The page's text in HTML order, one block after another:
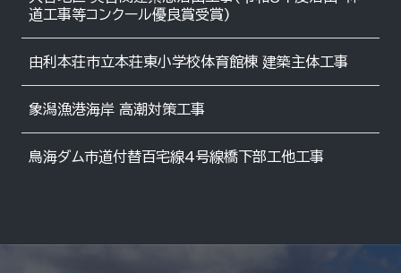
道工事等コンクール優良賞受賞)
由利本荘市立本荘東小学校体育館棟 建築主体工事
象潟漁港海岸 高潮対策工事
鳥海ダム市道付替百宅線4号線橋下部工他工事